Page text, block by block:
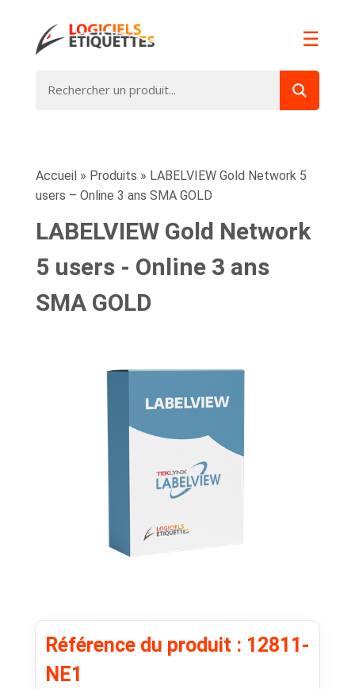
☰
Accueil » Produits » LABELVIEW Gold Network 5
users – Online 3 ans SMA GOLD
LABELVIEW Gold Network
5 users - Online 3 ans
SMA GOLD
Référence du produit : 12811-
NE1